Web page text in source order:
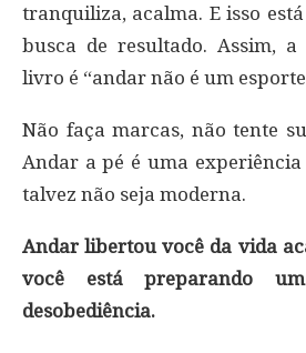
tranquiliza, acalma. E isso
busca de resultado. Assim,
livro é “andar não é um
Não faça marcas, não tente
Andar a pé é uma
talvez não seja moderna.
Andar libertou você da vida
você está preparando
desobediência.